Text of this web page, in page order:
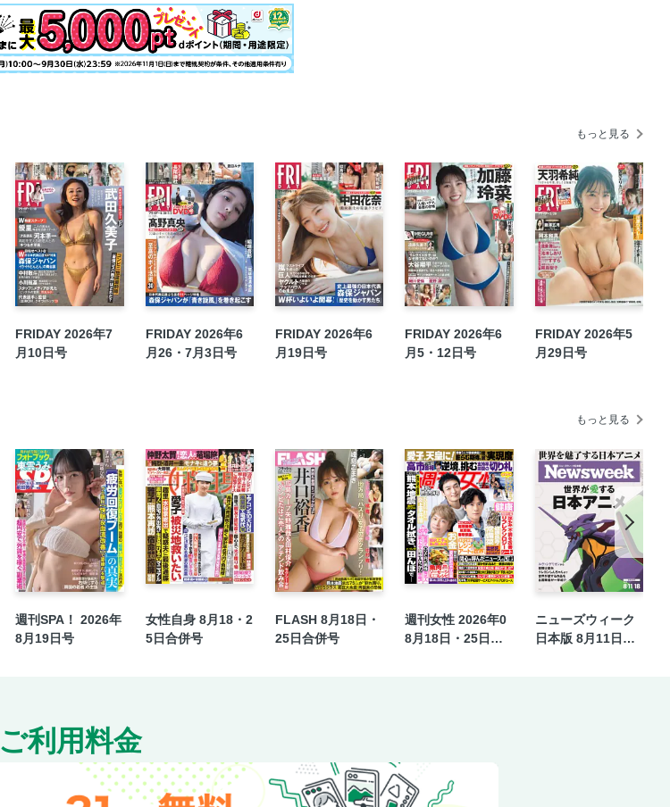
米比軍らと自衛隊が台湾至近で巨大軍事訓練を挙行
渋谷の高級住宅街に「高さ8ｍ」の土砂の壁が出現！?
“トレカ”が裏社会の「マネーロンダリング」に使われている
大原かおり 50歳、奇跡の裸体
乃木撮 NOGI_SATSU
日向撮 HINA_SATSU
櫻撮 SAKU_SATSU
最新デジタル写真集 新刊ラインナップ
FRIDAYサブスクリプション
もっと見る
FRIDAY 2026年7
月10日号
FRIDAY 2026年6
月26・7月3日号
FRIDAY 2026年6
月19日号
FRIDAY 2026年6
月5・12日号
FRIDAY 2026年5
月29日号
もっと見る
週刊SPA！ 2026年
8月19日号
女性自身 8月18・2
5日合併号
FLASH 8月18日・
25日合併号
週刊女性 2026年0
8月18日・25日合
ニューズウィーク
日本版 8月11日・1
ご利用料金